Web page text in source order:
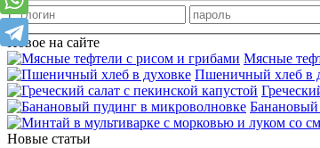
Новое на сайте
Мясные
Пшеничный хлеб в
Банановый
Новые статьи